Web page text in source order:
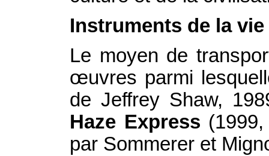
Instruments de la
Le moyen de
œuvres parmi
de Jeffrey Shaw,
Haze Express
par Sommerer et